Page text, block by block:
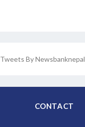
Tweets By Newsbanknepal
CONTACT